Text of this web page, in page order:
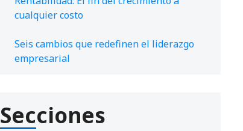
cualquier costo
Seis cambios que redefinen el liderazgo
empresarial
Secciones